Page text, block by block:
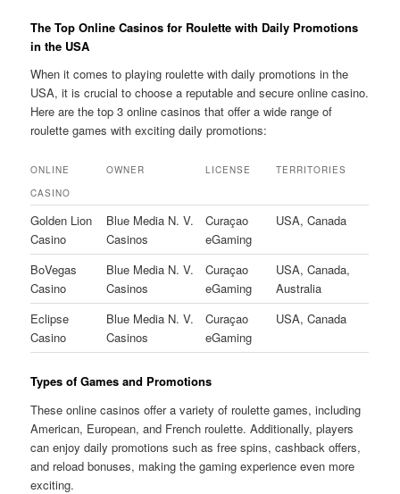
The Top Online Casinos for Roulette with Daily Promotions
in the USA
When it comes to playing roulette with daily promotions in the
USA, it is crucial to choose a reputable and secure online casino.
Here are the top 3 online casinos that offer a wide range of
roulette games with exciting daily promotions:
ONLINE
CASINO
OWNER LICENSE TERRITORIES
Golden Lion
Casino
Blue Media N. V.
Casinos
Curaçao
eGaming
USA, Canada
BoVegas
Casino
Blue Media N. V.
Casinos
Curaçao
eGaming
USA, Canada,
Australia
Eclipse
Casino
Blue Media N. V.
Casinos
Curaçao
eGaming
USA, Canada
Types of Games and Promotions
These online casinos offer a variety of roulette games, including
American, European, and French roulette. Additionally, players
can enjoy daily promotions such as free spins, cashback offers,
and reload bonuses, making the gaming experience even more
exciting.